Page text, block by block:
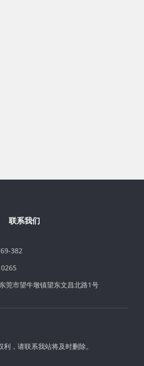
联系我们
382
莞市望牛墩镇望东文昌北路1号
，请联系我站将及时删除。